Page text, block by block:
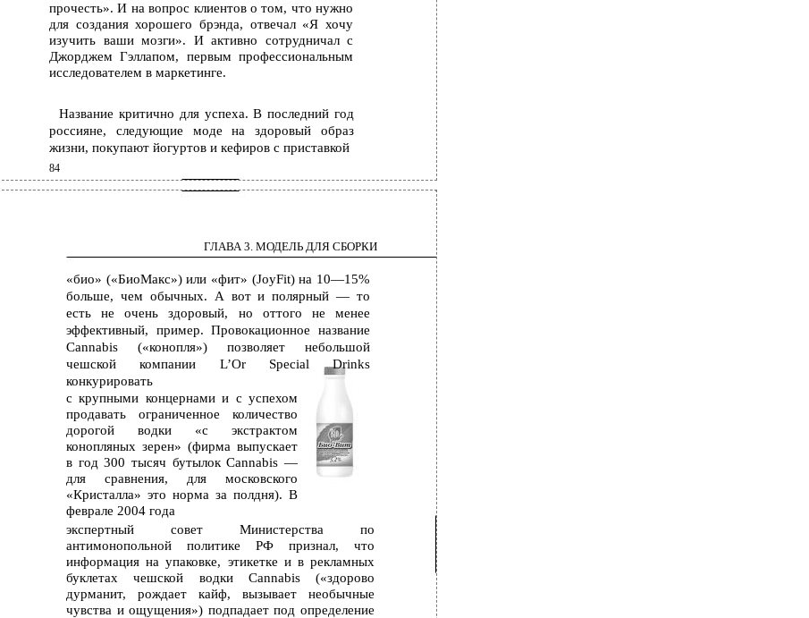
прочесть». И на вопрос клиентов о том, что нужно
для создания хорошего брэнда, отвечал «Я хочу
изучить ваши мозги». И активно сотрудничал с
Джорджем Гэллапом, первым профессиональным
исследователем в маркетинге.
Название критично для успеха. В последний год
россияне, следующие моде на здоровый образ
жизни, покупают йогуртов и кефиров с приставкой
84
ГЛАВА 3. МОДЕЛЬ ДЛЯ СБОРКИ
«био» («БиоМакс») или «фит» (JoyFit) на 10—15%
больше, чем обычных. А вот и полярный — то
есть не очень здоровый, но оттого не менее
эффективный, пример. Провокационное название
Cannabis («конопля») позволяет небольшой
чешской компании L’Or Special Drinks
конкурировать
с крупными концернами и с успехом
продавать ограниченное количество
дорогой водки «с экстрактом
конопляных зерен» (фирма выпускает
в год 300 тысяч бутылок Cannabis —
для сравнения, для московского
«Кристалла» это норма за полдня). В
феврале 2004 года
экспертный совет Министерства по
антимонопольной политике РФ признал, что
информация на упаковке, этикетке и в рекламных
буклетах чешской водки Cannabis («здорово
дурманит, рождает кайф, вызывает необычные
чувства и ощущения») подпадает под определение